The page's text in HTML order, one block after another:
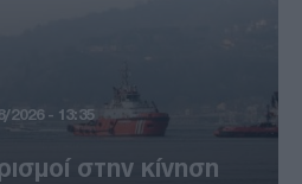
2026 - 13:35
στην κίνηση